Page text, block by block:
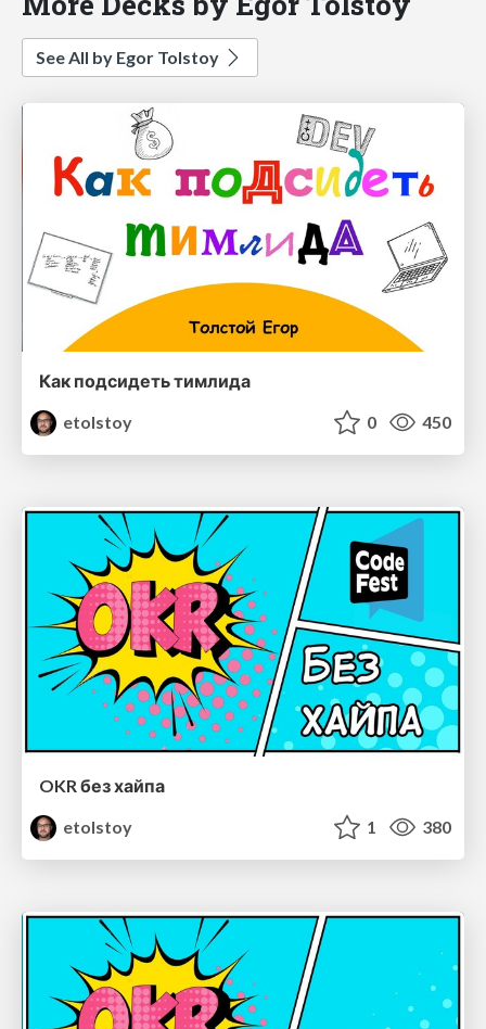
See All by Egor Tolstoy
Как подсидеть тимлида
etolstoy
0 450
OKR без хайпа
etolstoy
1 380